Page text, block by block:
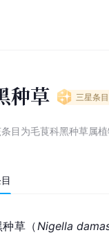
种草 三星条目
目为毛茛科黑种草属
种草（ Nigella